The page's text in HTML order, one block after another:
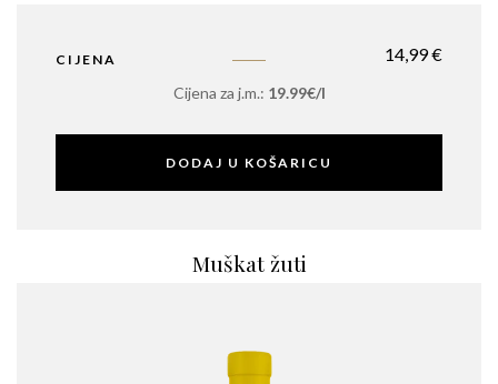
CIJENA 14,99€
Cijena za j.m.: 19.99€/l
DODAJ U KOŠARICU
Muškat žuti